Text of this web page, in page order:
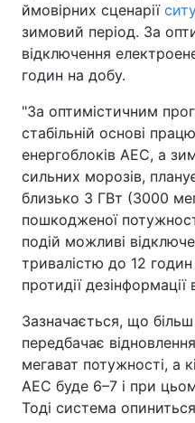
Україна
Економіка
Техно і зв'язок
Зброя
Цікавинки
Екологія
Лонгріди
Відео з Youtube
ймовірних сценарії
зимовий період. За
відключення
годин на добу.
"За оптимістичним
стабільній основі
енергоблоків АЕС, а
сильних морозів,
близько 3 ГВт (3000
пошкодженої
подій можливі
тривалістю до 12
протидії дезінформації
Зазначається, що
передбачає
мегават потужності, а
АЕС буде 6–7 і при
Тоді система